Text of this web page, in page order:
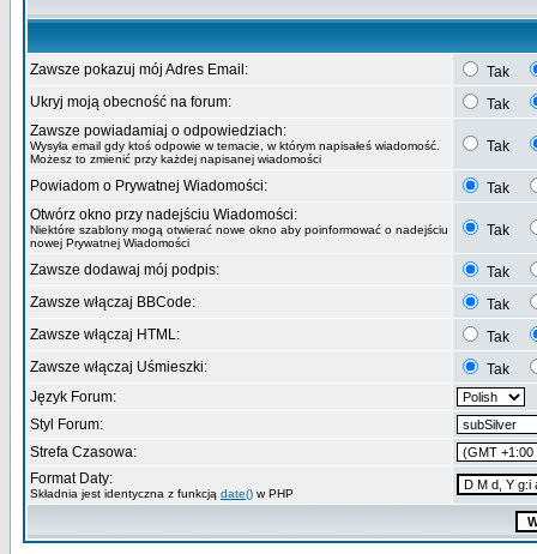
Zawsze pokazuj mój Adres Email:
Tak
Ukryj moją obecność na forum:
Tak
Zawsze powiadamiaj o odpowiedziach:
Wysyła email gdy ktoś odpowie w temacie, w którym napisałeś wiadomość.
Możesz to zmienić przy każdej napisanej wiadomości
Tak
Powiadom o Prywatnej Wiadomości:
Tak
Otwórz okno przy nadejściu Wiadomości:
Niektóre szablony mogą otwierać nowe okno aby poinformować o nadejściu
nowej Prywatnej Wiadomości
Tak
Zawsze dodawaj mój podpis:
Tak
Zawsze włączaj BBCode:
Tak
Zawsze włączaj HTML:
Tak
Zawsze włączaj Uśmieszki:
Tak
Język Forum:
Styl Forum:
Strefa Czasowa:
Format Daty:
Składnia jest identyczna z funkcją date() w PHP